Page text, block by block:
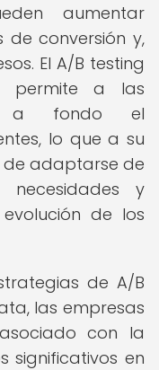
aumentar
de conversión y,
El A/B testing
permite a las
a fondo el
lo que a su
adaptarse de
y
de los
de A/B
las empresas
con la
significativos en